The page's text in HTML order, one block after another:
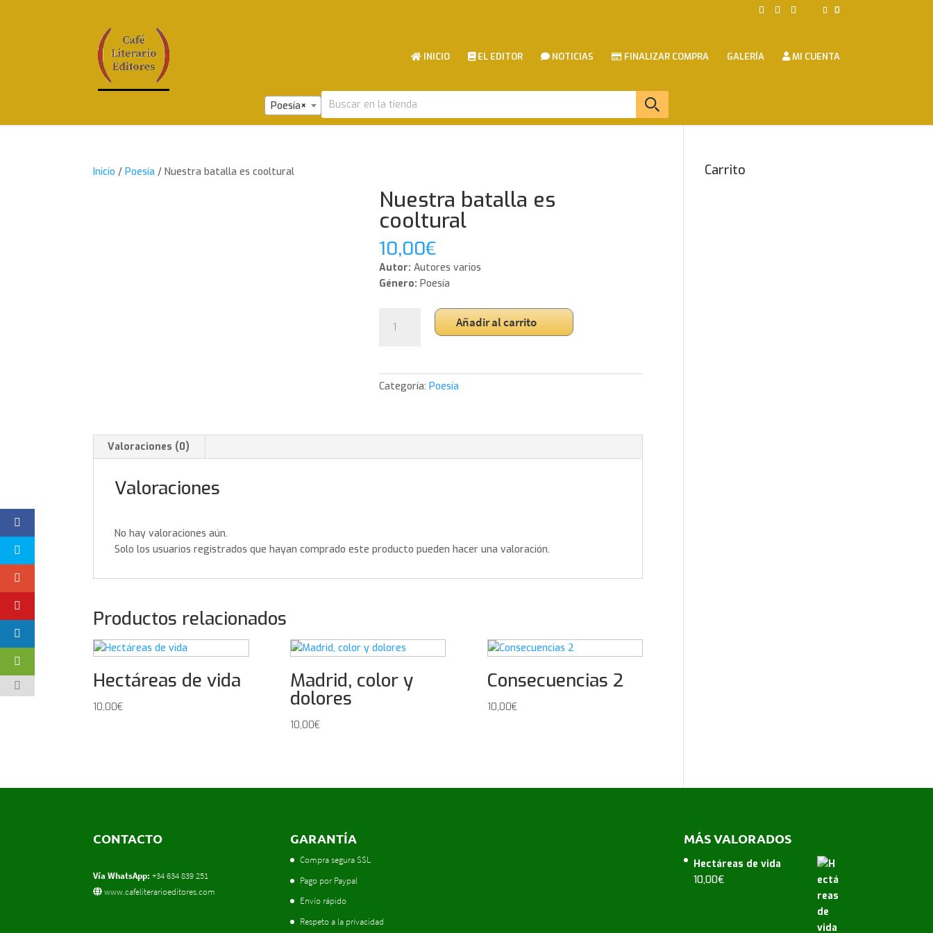
0
INICIO EL EDITOR NOTICIAS FINALIZAR COMPRA GALERÍA MI CUENTA
×
Poesía
Inicio /Poesía / Nuestra batalla es cooltural
Nuestra batalla es
cooltural
10,00€
Autor: Autores varios
Género: Poesía
batalla
cantidad
Añadir al carrito
Categoría:Poesía
Valoraciones (0)
Valoraciones
No hay valoraciones aún.
Solo los usuarios registrados que hayan comprado este producto pueden hacer una valoración.
Productos relacionados
Hectáreas de vida
10,00€
Madrid, color y
dolores
10,00€
Consecuencias 2
10,00€
Carrito
CONTACTO
Vía WhatsApp: +34 634 839 251
www.cafeliterarioeditores.com
GARANTÍA
Compra segura SSL
Pago por Paypal
Envío rápido
Respeto a la privacidad
MÁS VALORADOS
Hectáreas de vida
10,00€